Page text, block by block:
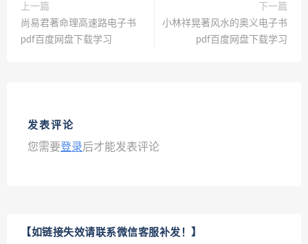
上一篇
尚易君著命理高速路电子书
pdf百度网盘下载学习
下一篇
小林祥晃著风水的奥义电子书
pdf百度网盘下载学习
发表评论
您需要登录后才能发表评论
【如链接失效请联系微信客服补发！】